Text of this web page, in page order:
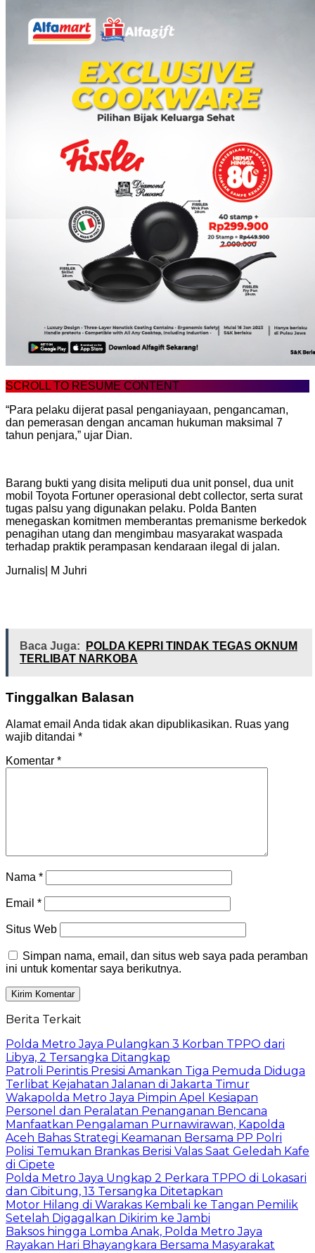
SCROLL TO RESUME CONTENT
“Para pelaku dijerat pasal penganiayaan, pengancaman,
dan pemerasan dengan ancaman hukuman maksimal 7
tahun penjara,” ujar Dian.
Barang bukti yang disita meliputi dua unit ponsel, dua unit
mobil Toyota Fortuner operasional debt collector, serta surat
tugas palsu yang digunakan pelaku. Polda Banten
menegaskan komitmen memberantas premanisme berkedok
penagihan utang dan mengimbau masyarakat waspada
terhadap praktik perampasan kendaraan ilegal di jalan.
Jurnalis| M Juhri
Baca Juga:
POLDA KEPRI TINDAK TEGAS OKNUM
TERLIBAT NARKOBA
Tinggalkan Balasan
Alamat email Anda tidak akan dipublikasikan. Ruas yang
wajib ditandai *
Komentar *
Nama *
Email *
Situs Web
Simpan nama, email, dan situs web saya pada peramban
ini untuk komentar saya berikutnya.
Berita Terkait
Polda Metro Jaya Pulangkan 3 Korban TPPO dari
Libya, 2 Tersangka Ditangkap
Patroli Perintis Presisi Amankan Tiga Pemuda Diduga
Terlibat Kejahatan Jalanan di Jakarta Timur
Wakapolda Metro Jaya Pimpin Apel Kesiapan
Personel dan Peralatan Penanganan Bencana
Manfaatkan Pengalaman Purnawirawan, Kapolda
Aceh Bahas Strategi Keamanan Bersama PP Polri
Polisi Temukan Brankas Berisi Valas Saat Geledah Kafe
di Cipete
Polda Metro Jaya Ungkap 2 Perkara TPPO di Lokasari
dan Cibitung, 13 Tersangka Ditetapkan
Motor Hilang di Warakas Kembali ke Tangan Pemilik
Setelah Digagalkan Dikirim ke Jambi
Baksos hingga Lomba Anak, Polda Metro Jaya
Rayakan Hari Bhayangkara Bersama Masyarakat